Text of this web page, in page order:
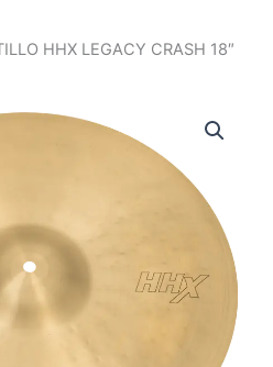
HHX LEGACY CRASH 18″